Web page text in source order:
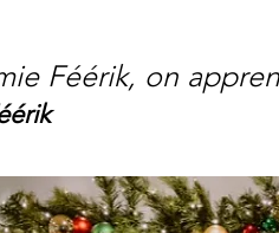
Féérik, on